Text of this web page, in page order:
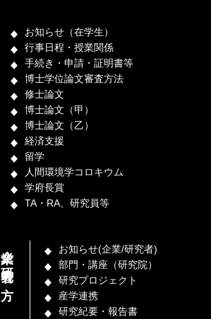
お知らせ（在学生）
行事日程・授業関係
手続き・申請・証明書等
博士学位論文審査方法
修士論文
博士論文（甲）
博士論文（乙）
経済支援
留学
人間環境学コロキウム
学府長賞
TA・RA、研究員等
企業／研究者の方
お知らせ(企業/研究者)
部門・講座（研究院）
研究プロジェクト
産学連携
研究紀要・報告書